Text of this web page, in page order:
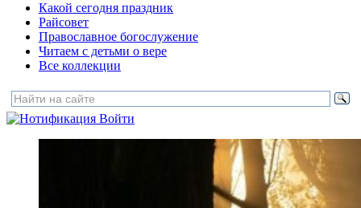
Какой сегодня праздник
Райсовет
Православное богослужение
Читаем с детьми о вере
Все коллекции
Войти